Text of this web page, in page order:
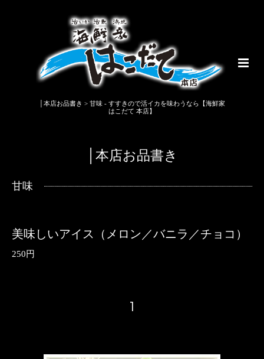
│本店お品書き > 甘味 - すすきので活イカを味わうなら【海鮮家
はこだて 本店】
│本店お品書き
甘味
美味しいアイス（メロン／バニラ／チョコ）
250円
1